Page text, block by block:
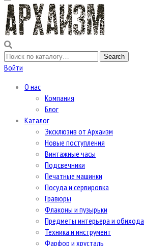
Войти
О нас
Компания
Блог
Каталог
Эксклюзив от Архаизм
Новые поступления
Винтажные часы
Подсвечники
Печатные машинки
Посуда и сервировка
Гравюры
Флаконы и пузырьки
Предметы интерьера и обихода
Техника и инструмент
Фарфор и хрусталь